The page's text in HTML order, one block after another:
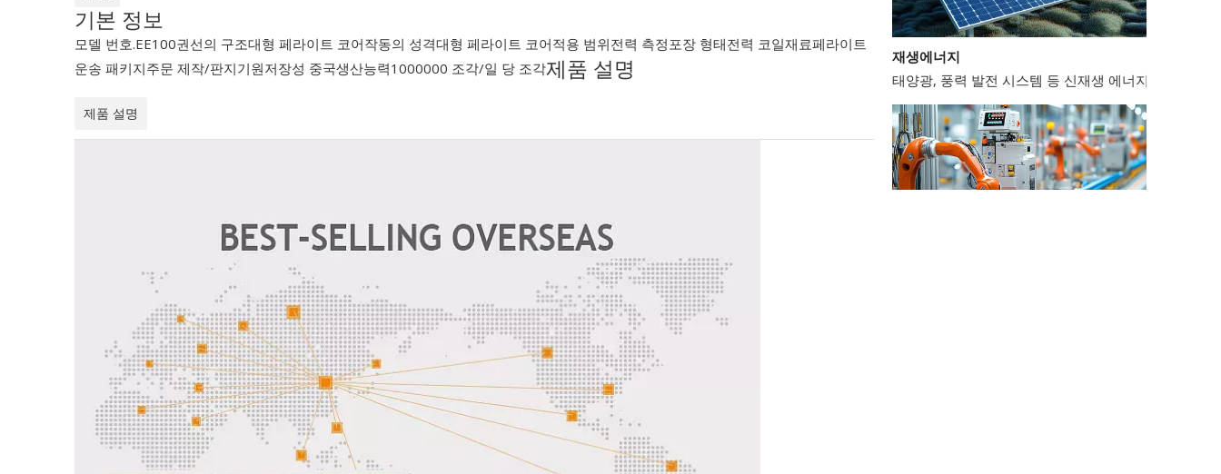
기본 정보
모델 번호.EE100권선의 구조대형 페라이트 코어작동의 성격대형 페라이트 코어적용 범위전력 측정포장 형태전력 코일재료페라이트
운송 패키지주문 제작/판지기원저장성 중국생산능력1000000 조각/일 당 조각제품 설명
제품 설명
재생에너지
태양광, 풍력 발전 시스템 등 신재생 에너지 분야에서